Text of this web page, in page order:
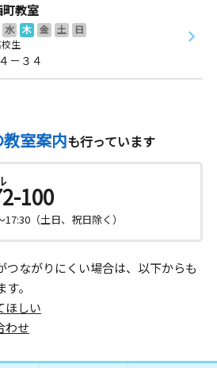
教室
水 木 金 土
日
生
－３４
室案内も行っています
100
17:30（土日、祝日除く）
つながりにくい場合は、以下からも
。
ほしい
わせ